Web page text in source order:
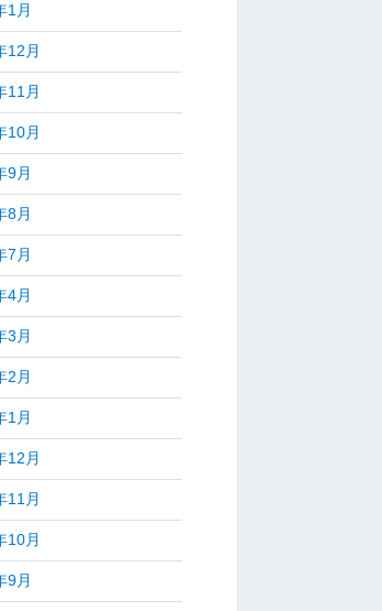
1月
12月
11月
10月
9月
8月
7月
4月
3月
2月
1月
12月
11月
10月
9月